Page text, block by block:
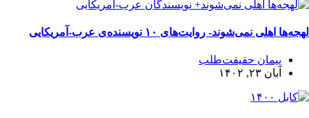
لهجه‌ها اهلی نمی‌شوند- روایت‌های ۱۰ نویسنده‌ی عرب-آمریکایی
پیمان حقیقت‌طلب
آبان ۲۳, ۱۴۰۲